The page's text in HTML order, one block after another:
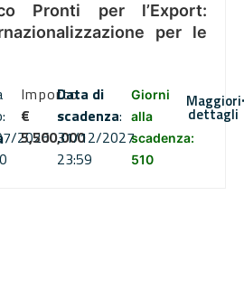
Pronti per l’Export:
per le
2026
Importo
€
5,500,000
Data di
scadenza:
31/12/2027
23:59
Giorni
alla
scadenza:
510
Maggiori
dettagli